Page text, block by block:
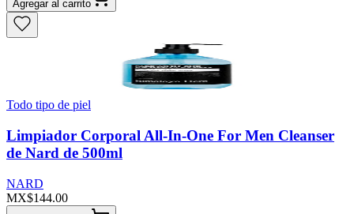
Agregar al carrito
Todo tipo de piel
Limpiador Corporal All-In-One For Men Cleanser
de Nard de 500ml
NARD
MX$144.00